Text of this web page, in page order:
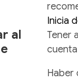
Inicia
al
Tener
Haber